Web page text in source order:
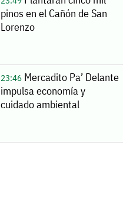
pinos en el Cañón de San
Lorenzo
23:46Mercadito Pa’ Delante
impulsa economía y
cuidado ambiental